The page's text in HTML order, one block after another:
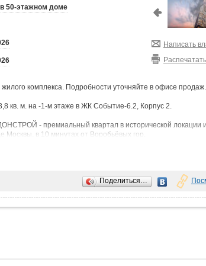
50-этажном доме
Написать
Распечатать
комплекса. Подробности уточняйте в офисе продаж.
кв. м. на -1-м этаже в ЖК Событие-6.2, Корпус 2.
- премиальный квартал в исторической локации
Москвы, в 10 минутах от Воробьёвых гор.
паркинг с оптимальным количеством машиномест и
Поделиться…